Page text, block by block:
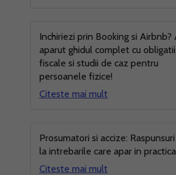
Inchiriezi prin Booking si Airbnb?
aparut ghidul complet cu obligatii
fiscale si studii de caz pentru
persoanele fizice!
Citeste mai mult
Prosumatori si accize:
la intrebarile care apar in practica
Citeste mai mult